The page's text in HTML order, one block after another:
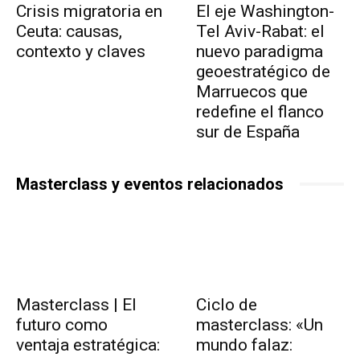
Crisis migratoria en
Ceuta: causas,
contexto y claves
El eje Washington-
Tel Aviv-Rabat: el
nuevo paradigma
geoestratégico de
Marruecos que
redefine el flanco
sur de España
Masterclass y eventos relacionados
Masterclass | El
futuro como
ventaja estratégica:
Ciclo de
masterclass: «Un
mundo falaz: